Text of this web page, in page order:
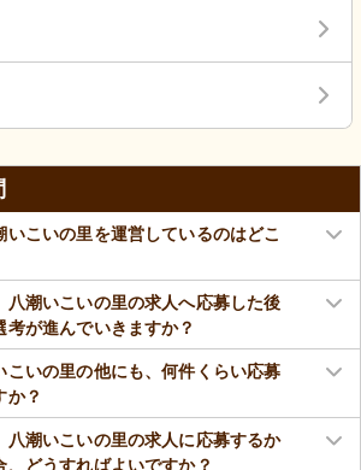
いこいの里を運営しているのはどこ
八潮いこいの里の求人へ応募した後
考が進んでいきますか？
こいの里の他にも、何件くらい応募
か？
八潮いこいの里の求人に応募するか
、どうすればよいですか？